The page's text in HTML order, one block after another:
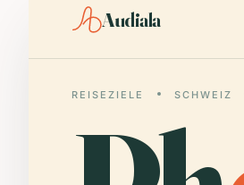
Audiala
REISEZIELE SCHWEIZ